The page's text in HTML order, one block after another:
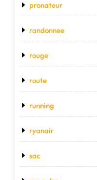
pronateur
randonnee
rouge
route
running
ryanair
sac